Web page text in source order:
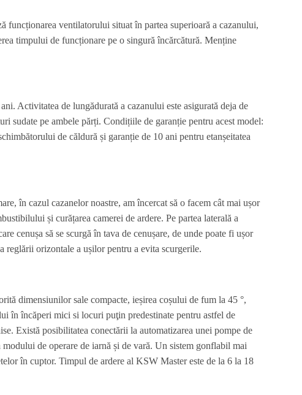
funcționarea ventilatorului situat în partea superioară a cazanului,
timpului de funcționare pe o singură încărcătură. Menține
Activitatea de lungădurată a cazanului este asigurată deja de
sudate pe ambele părți. Condițiile de garanție pentru acest model:
de căldură și garanție de 10 ani pentru etanșeitatea
în cazul cazanelor noastre, am încercat să o facem cât mai ușor
și curățarea camerei de ardere. Pe partea laterală a
cenușa să se scurgă în tava de cenușare, de unde poate fi ușor
orizontale a ușilor pentru a evita scurgerile.
dimensiunilor sale compacte, ieșirea coșului de fum la 45 °,
în încăperi mici si locuri puţin predestinate pentru astfel de
Există posibilitatea conectării la automatizarea unei pompe de
de operare de iarnă și de vară. Un sistem gonflabil mai
în cuptor. Timpul de ardere al KSW Master este de la 6 la 18